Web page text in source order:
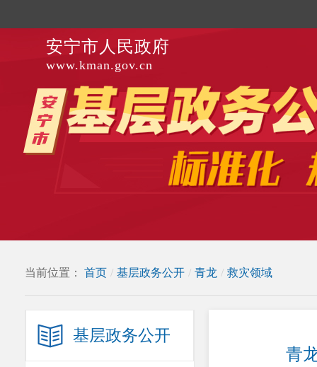
安宁市人民政府
www.kman.gov.cn
当前位置： 首页 / 基层政务公开 / 青龙 / 救灾领域
基层政务公开
青